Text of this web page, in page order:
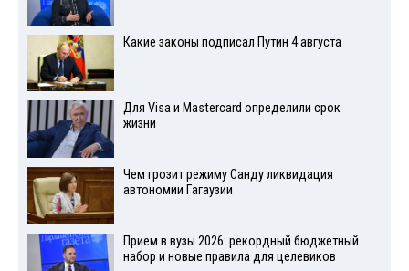
Какие законы подписал Путин 4 августа
Для Visа и Mastercard определили срок
жизни
Чем грозит режиму Санду ликвидация
автономии Гагаузии
Прием в вузы 2026: рекордный бюджетный
набор и новые правила для целевиков